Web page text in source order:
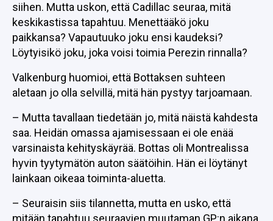
siihen. Mutta uskon, että Cadillac seuraa, mitä
keskikastissa tapahtuu. Menettääkö joku
paikkansa? Vapautuuko joku ensi kaudeksi?
Löytyisikö joku, joka voisi toimia Perezin rinnalla?
Valkenburg huomioi, että Bottaksen suhteen
aletaan jo olla selvillä, mitä hän pystyy tarjoamaan.
– Mutta tavallaan tiedetään jo, mitä näistä kahdesta
saa. Heidän omassa ajamisessaan ei ole enää
varsinaista kehityskäyrää. Bottas oli Montrealissa
hyvin tyytymätön auton säätöihin. Hän ei löytänyt
lainkaan oikeaa toiminta-aluetta.
– Seuraisin siis tilannetta, mutta en usko, että
mitään tapahtuu seuraavien muutaman GP:n aikana,